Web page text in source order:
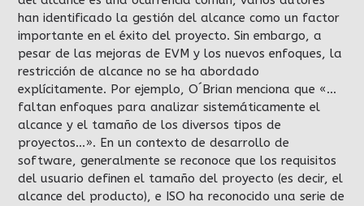
han identificado la gestión del alcance como un factor
importante en el éxito del proyecto. Sin embargo, a
pesar de las mejoras de EVM y los nuevos enfoques, la
restricción de alcance no se ha abordado
explícitamente. Por ejemplo, O´Brian menciona que «…
faltan enfoques para analizar sistemáticamente el
alcance y el tamaño de los diversos tipos de
proyectos…». En un contexto de desarrollo de
software, generalmente se reconoce que los requisitos
del usuario definen el tamaño del proyecto (es decir, el
alcance del producto), e ISO ha reconocido una serie de